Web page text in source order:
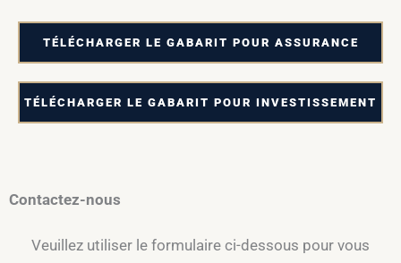
TÉLÉCHARGER LE GABARIT POUR ASSURANCE
TÉLÉCHARGER LE GABARIT POUR INVESTISSEMENT
Contactez-nous
Veuillez utiliser le formulaire ci-dessous pour vous